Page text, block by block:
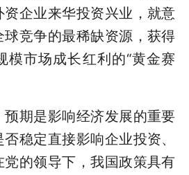
企业来华投资兴业，就意
竞争的最稀缺资源，获得
模市场成长红利的“黄金赛
期是影响经济发展的重要
稳定直接影响企业投资、
党的领导下，我国政策具有